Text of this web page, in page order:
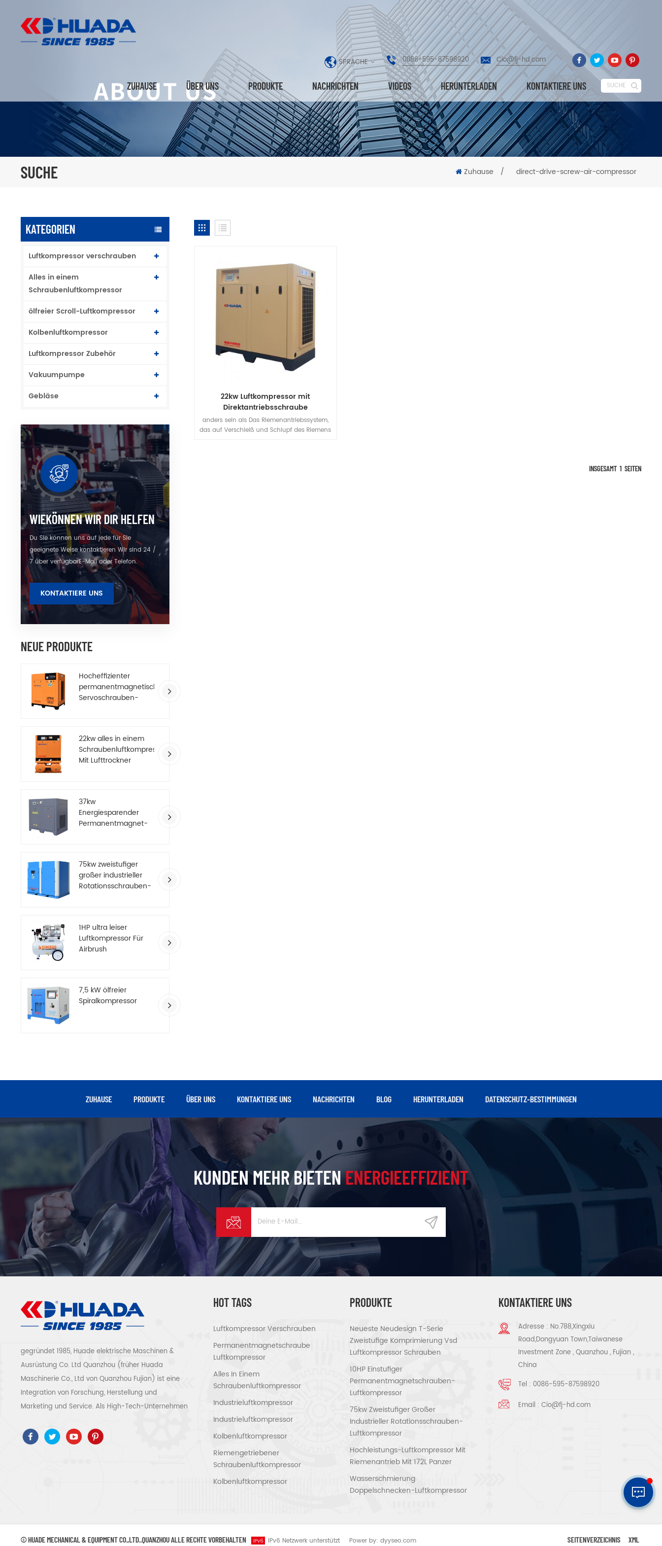
SPRACHE 0086-595-87598920 Cio@fj-hd.com
ZUHAUSE ÜBER UNS PRODUKTE NACHRICHTEN VIDEOS HERUNTERLADEN KONTAKTIERE UNS SUCHE
SUCHE Zuhause / direct-drive-screw-air-compressor
KATEGORIEN
Luftkompressor verschrauben
Alles in einem
Schraubenluftkompressor
ölfreier Scroll-Luftkompressor
Kolbenluftkompressor
Luftkompressor Zubehör
Vakuumpumpe
Gebläse
WIEKÖNNEN WIR DIR HELFEN
Du Sie können uns auf jede für Sie
geeignete Weise kontaktieren Wir sind 24 /
7 über verfügbarE-Mail oder Telefon.
KONTAKTIERE UNS
NEUE PRODUKTE
Hocheffizienter
permanentmagnetischer
Servoschrauben-
22kw alles in einem
Schraubenluftkompressor
Mit Lufttrockner
37kw
Energiesparender
Permanentmagnet-
75kw zweistufiger
großer industrieller
Rotationsschrauben-
1HP ultra leiser
Luftkompressor Für
Airbrush
7,5 kW ölfreier
Spiralkompressor
22kw Luftkompressor mit
Direktantriebsschraube
anders sein als Das Riemenantriebssystem,
das auf Verschleiß und Schlupf des Riemens
INSGESAMT 1 SEITEN
ZUHAUSE PRODUKTE ÜBER UNS KONTAKTIERE UNS NACHRICHTEN BLOG HERUNTERLADEN DATENSCHUTZ-BESTIMMUNGEN
KUNDEN MEHR BIETENENERGIEEFFIZIENT
gegründet 1985, Huade elektrische Maschinen &
Ausrüstung Co. Ltd Quanzhou (früher Huada
Maschinerie Co., Ltd von Quanzhou Fujian) ist eine
Integration von Forschung, Herstellung und
Marketing und Service. Als High-Tech-Unternehmen
、 ETL 、 CQC 、 ccc Qualitäts- und
Sicherheitszertifizierung, High-Tech-
HOT TAGS
Luftkompressor Verschrauben
Permanentmagnetschraube
Luftkompressor
Alles In Einem
Schraubenluftkompressor
Industrieluftkompressor
Industrieluftkompressor
Kolbenluftkompressor
Riemengetriebener
Schraubenluftkompressor
Kolbenluftkompressor
PRODUKTE
Neueste Neudesign T-Serie
Zweistufige Komprimierung Vsd
Luftkompressor Schrauben
10HP Einstufiger
Permanentmagnetschrauben-
Luftkompressor
75kw Zweistufiger Großer
Industrieller Rotationsschrauben-
Luftkompressor
Hochleistungs-Luftkompressor Mit
Riemenantrieb Mit 172L Panzer
Wasserschmierung
Doppelschnecken-Luftkompressor
KONTAKTIERE UNS
Adresse : No.788,Xingxiu
Road,Dongyuan Town,Taiwanese
Investment Zone , Quanzhou , Fujian ,
China
Tel : 0086-595-87598920
Email :Cio@fj-hd.com
© HUADE MECHANICAL & EQUIPMENT CO.,LTD..QUANZHOU ALLE RECHTE VORBEHALTEN IPv6 Netzwerk unterstützt Power by: dyyseo.com SEITENVERZEICHNIS XML